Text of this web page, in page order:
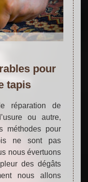
pour
tapis
réparation de
ou autre,
méthodes pour
ne sont pas
nous évertuons
des dégâts
nous allons